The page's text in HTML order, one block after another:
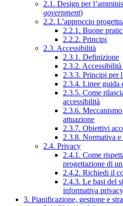
2.1. Design per
government)
2.2. L’approccio
2.2.1. Buone
2.2.2. Principi
2.3. Accessibilità
2.3.1. Definizione
2.3.2.
2.3.3. Principi per
2.3.4. Linee guida
2.3.5. Come
accessibilità
2.3.6.
attuazione
2.3.7. Obiettivi
2.3.8. Normativa
2.4. Privacy
2.4.1. Come
progettazione di
2.4.2. Richiedi il
2.4.3. Le basi del
informativa
3. Pianificazione, gestione e